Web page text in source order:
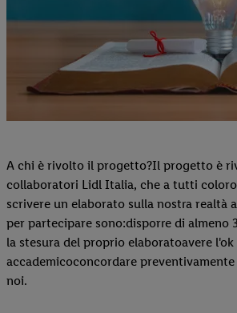
A chi è rivolto il progetto?Il progetto è
collaboratori Lidl Italia, che a tutti
scrivere un elaborato sulla nostra realtà
per partecipare sono:disporre di almeno
la stesura del proprio elaboratoavere
accademicoconcordare
noi.